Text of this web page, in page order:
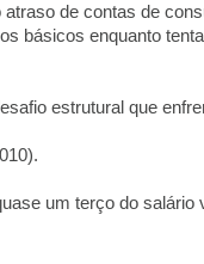
atraso de contas de
básicos enquanto
estrutural que
um terço do salário